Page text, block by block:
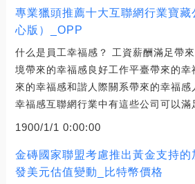
專業獵頭推薦十大互聯網行業寶藏
心版）_OPP
什么是員工幸福感？ 工資薪酬滿足帶
境帶來的幸福感良好工作平臺帶來的幸
來的幸福感和諧人際關系帶來的幸福感
幸福感互聯網行業中有這些公司可以滿
1900/1/1 0:00:00
金磚國家聯盟考慮推出黃金支持的
發美元估值變動_比特幣價格